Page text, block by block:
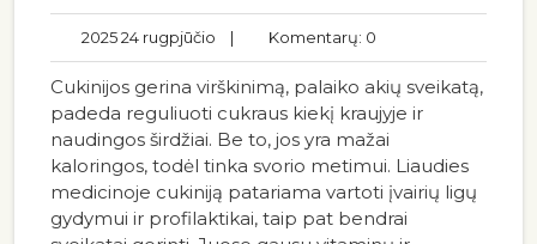
2025 24 rugpjūčio | Komentarų: 0
Cukinijos gerina virškinimą, palaiko akių sveikatą,
padeda reguliuoti cukraus kiekį kraujyje ir
naudingos širdžiai. Be to, jos yra mažai
kaloringos, todėl tinka svorio metimui. Liaudies
medicinoje cukiniją patariama vartoti įvairių ligų
gydymui ir profilaktikai, taip pat bendrai